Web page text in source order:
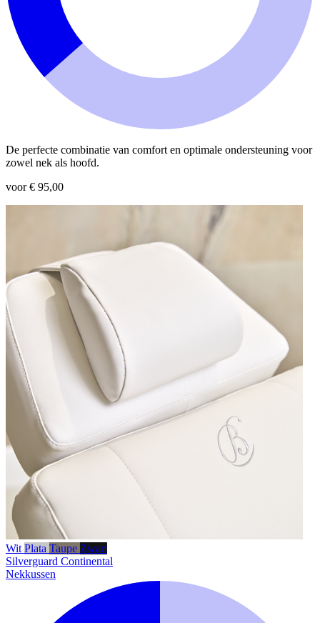
De perfecte combinatie van comfort en optimale ondersteuning voor
zowel nek als hoofd.
voor € 95,00
Wit Plata Taupe Zwart
Silverguard Continental
Nekkussen